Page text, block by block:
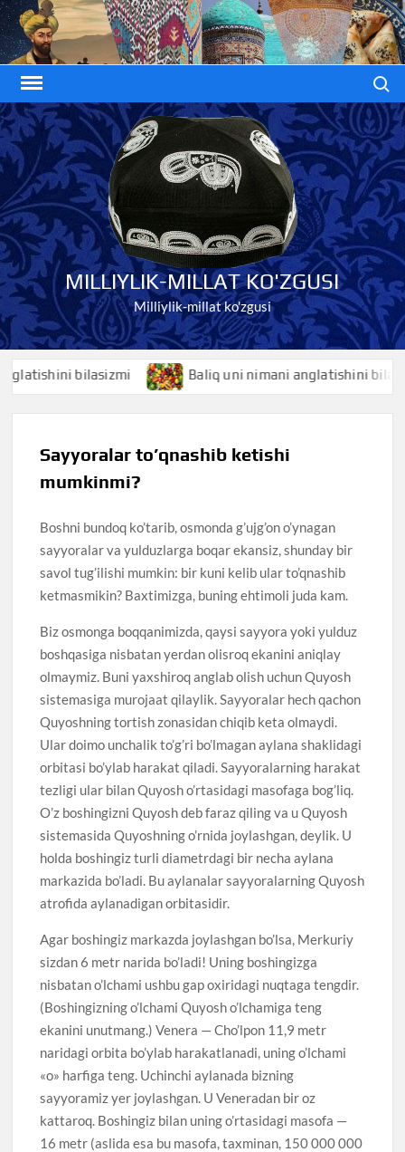
Skip
to
content
MILLIYLIK-MILLAT KO'ZGUSI
Milliylik-millat ko'zgusi
bilasizmi Baliq uni nimani anglatishini bilasizmi
Sayyoralar to’qnashib ketishi
mumkinmi?
Boshni bundoq ko’tarib, osmonda g’ujg’on o’ynagan
sayyoralar va yulduzlarga boqar ekansiz, shunday bir
savol tug’ilishi mumkin: bir kuni kelib ular to’qnashib
ketmasmikin? Baxtimizga, buning ehtimoli juda kam.
Biz osmonga boqqanimizda, qaysi sayyora yoki yulduz
boshqasiga nisbatan yerdan olisroq ekanini aniqlay
olmaymiz. Buni yaxshiroq anglab olish uchun Quyosh
sistemasiga murojaat qilaylik. Sayyoralar hech qachon
Quyoshning tortish zonasidan chiqib keta olmaydi.
Ular doimo unchalik to’g’ri bo’lmagan aylana shaklidagi
orbitasi bo’ylab harakat qiladi. Sayyoralarning harakat
tezligi ular bilan Quyosh o’rtasidagi masofaga bog’liq.
O’z boshingizni Quyosh deb faraz qiling va u Quyosh
sistemasida Quyoshning o’rnida joylashgan, deylik. U
holda boshingiz turli diametrdagi bir necha aylana
markazida bo’ladi. Bu aylanalar sayyoralarning Quyosh
atrofida aylanadigan orbitasidir.
Agar boshingiz markazda joylashgan bo’lsa, Merkuriy
sizdan 6 metr narida bo’ladi! Uning boshingizga
nisbatan o’lchami ushbu gap oxiridagi nuqtaga tengdir.
(Boshingizning o’lchami Quyosh o’lchamiga teng
ekanini unutmang.) Venera — Cho’lpon 11,9 metr
naridagi orbita bo’ylab harakatlanadi, uning o’lchami
«o» harfiga teng. Uchinchi aylanada bizning
sayyoramiz yer joylashgan. U Veneradan bir oz
kattaroq. Boshingiz bilan uning o’rtasidagi masofa —
16 metr (aslida esa bu masofa, taxminan, 150 000 000